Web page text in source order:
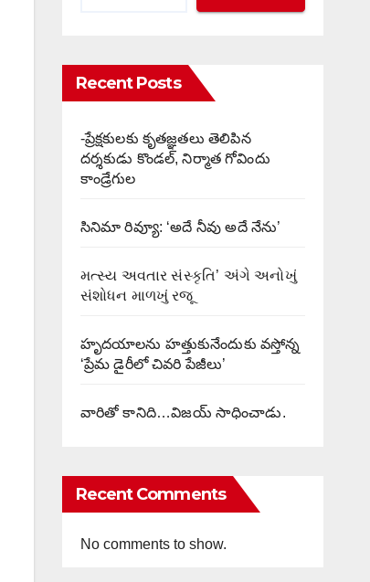
Recent Posts
-ప్రేక్షకులకు కృతజ్ఞతలు తెలిపిన
దర్శకుడు కొండల్, నిర్మాత గోవిందు
కాండ్రేగుల
సినిమా రివ్యూ: ‘అదే నీవు అదే నేను’
મત્સ્ય અવતાર સંસ્કૃતિ’ અંગે અનોખું
સંશોધન માળખું રજૂ
హృదయాలను హత్తుకునేందుకు వస్తోన్న
‘ప్రేమ డైరీలో చివరి పేజీలు’
వారితో కానిది…విజయ్ సాధించాడు.
Recent Comments
No comments to show.